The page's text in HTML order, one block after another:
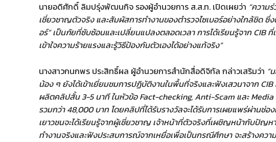
นายอดิศักดิ์ ลิมปรุ่งพัฒนกิจ รองผู้อำนวยการ ส.ส.ท. เปิดเผยว่า “ความ
เชี่ยวชาญตัวจริง และสัมผัสการทำงานของตำรวจไซเบอร์อย่างใกล้ชิด ซึ่
อร์” เป็นภัยที่ซับซ้อนและเปลี่ยนแปลงตลอดเวลา การได้เรียนรู้จาก
เข้าใจความร้ายแรงและรู้วิธีป้องกันตัวเองได้อย่างแท้จริง”
นางสาวกนกพร ประสิทธิ์ผล ผู้อำนวยการสำนักสื่อดิจิทัล กล่าวเสริมว่า “
น้อง ๆ ยังได้เข้าเยี่ยมชมการปฏิบัติงานในพื้นที่จริงและฟังเสวนาจาก
ผลิตคลิปสั้น 3-5 นาที ในหัวข้อ Fact-checking, Anti-Scam และ
รวมกว่า 48,000 บาท โดยคลิปที่ได้รับรางวัลจะได้รับการเผยแพร่ผ่านช่
เยาวชนจะได้เรียนรู้จากผู้เชี่ยวชาญ เจ้าหน้าที่ตัวจริงที่เผชิญหน้ากับปัญห
ทำงานจริงและฟังประสบการณ์จากเหยื่อเพื่อเป็นกรณีศึกษา จะสร้างควา